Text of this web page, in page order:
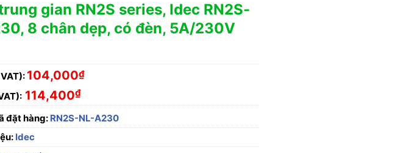
gian RN2S series, Idec RN2S-
8 chân dẹp, có đèn, 5A/230V
104,000₫
114,400₫
đặt hàng: RN2S-NL-A230
Idec